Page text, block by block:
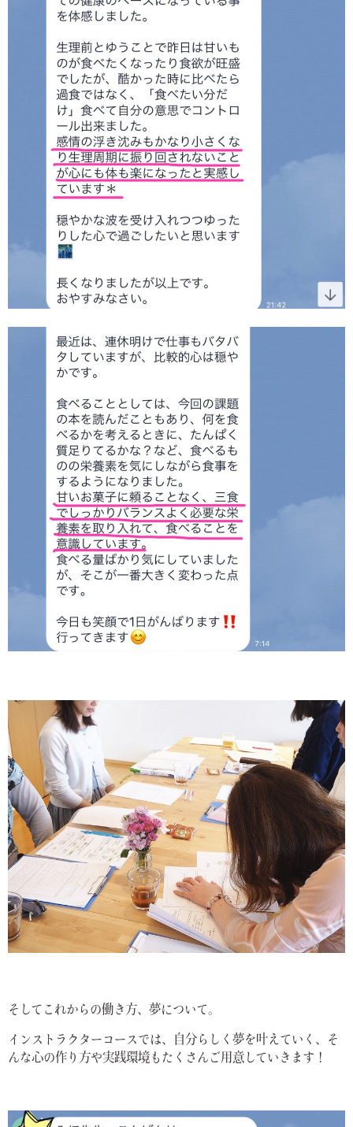
そしてこれからの働き方、夢について。
インストラクターコースでは、自分らしく夢を叶えていく、そ
んな心の作り方や実践環境もたくさんご用意していきます！